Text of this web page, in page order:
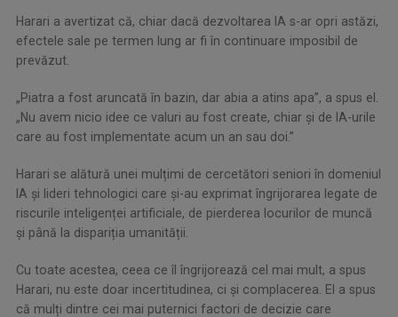
Harari a avertizat că, chiar dacă dezvoltarea IA s-ar opri astăzi,
efectele sale pe termen lung ar fi în continuare imposibil de
prevăzut.
„Piatra a fost aruncată în bazin, dar abia a atins apa”, a spus el.
„Nu avem nicio idee ce valuri au fost create, chiar și de IA-urile
care au fost implementate acum un an sau doi.”
Harari se alătură unei mulțimi de cercetători seniori în domeniul
IA și lideri tehnologici care și-au exprimat îngrijorarea legate de
riscurile inteligenței artificiale, de pierderea locurilor de muncă
și până la dispariția umanității.
Cu toate acestea, ceea ce îl îngrijorează cel mai mult, a spus
Harari, nu este doar incertitudinea, ci și complacerea. El a spus
că mulți dintre cei mai puternici factori de decizie care